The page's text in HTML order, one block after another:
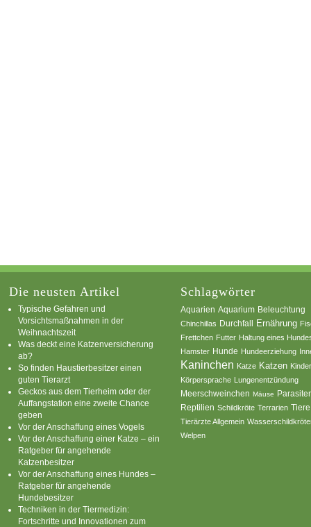
Die neusten Artikel
Typische Gefahren und
Vorsichtsmaßnahmen in der
Weihnachtszeit
Was deckt eine Katzenversicherung
ab?
So finden Haustierbesitzer einen
guten Tierarzt
Geckos aus dem Tierheim oder der
Auffangstation eine zweite Chance
geben
Vor der Anschaffung eines Vogels
Vor der Anschaffung einer Katze – ein
Ratgeber für angehende
Katzenbesitzer
Vor der Anschaffung eines Hundes –
Ratgeber für angehende
Hundebesitzer
Techniken in der Tiermedizin:
Fortschritte und Innovationen zum
Schlagwörter
Aquarien Aquarium Beleuchtung
Chinchillas Durchfall Ernährung
Frettchen Futter Haltung eines
Hamster Hunde Hundeerziehung
Kaninchen Katze Katzen
Körpersprache Lungenentzündung
Meerschweinchen Mäuse
Reptilien Schildkröte Terrarien Tiere
Tierärzte Allgemein
Welpen